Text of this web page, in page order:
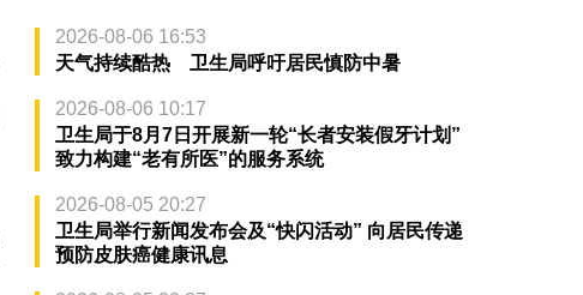
2026-08-06 16:53
天气持续酷热 卫生局呼吁居民慎防中暑
2026-08-06 10:17
卫生局于8月7日开展新一轮“长者安装假牙计划”
致力构建“老有所医”的服务系统
2026-08-05 20:27
卫生局举行新闻发布会及“快闪活动” 向居民传递
预防皮肤癌健康讯息